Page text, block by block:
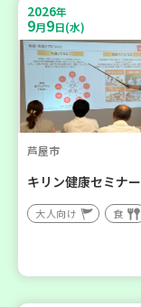
2026年
9月9日(水)
芦屋市
キリン健康セミナー
大人向け 食